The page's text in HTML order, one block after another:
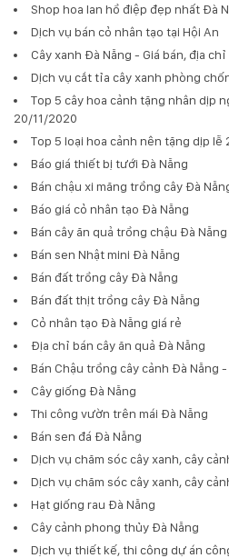
Shop hoa lan hồ điệp đẹp nhất Đà
Dịch vụ bán cỏ nhân tạo tại Hội An
Cây xanh Đà Nẵng - Giá bán, địa
Dịch vụ cắt tỉa cây xanh phòng
Top 5 cây hoa cảnh tặng nhân dịp
20/11/2020
Top 5 loại hoa cảnh nên tặng dịp lễ
Báo giá thiết bị tưới Đà Nẵng
Bán chậu xi măng trồng cây Đà
Báo giá cỏ nhân tạo Đà Nẵng
Bán cây ăn quả trồng chậu Đà Nẵng
Bán sen Nhật mini Đà Nẵng
Bán đất trồng cây Đà Nẵng
Bán đất thịt trồng cây Đà Nẵng
Cỏ nhân tạo Đà Nẵng giá rẻ
Địa chỉ bán cây ăn quả Đà Nẵng
Bán Chậu trồng cây cảnh Đà Nẵng
Cây giống Đà Nẵng
Thi công vườn trên mái Đà Nẵng
Bán sen đá Đà Nẵng
Dịch vụ chăm sóc cây xanh, cây
Dịch vụ chăm sóc cây xanh, cây
Hạt giống rau Đà Nẵng
Cây cảnh phong thủy Đà Nẵng
Dịch vụ thiết kế, thi công dự án